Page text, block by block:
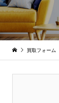
買取フォーム